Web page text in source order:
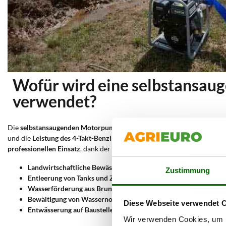
Zustimmung
Diese Webseite verwendet
Wir verwenden Cookies,
Wofür wird eine
verwendet?
Dieselbstansaugenden Motorpumpen mit Verbrennungsmotor auf
und die Leistung des 4-Takt-Benzinmotorsermöglichen den Einsatz
professionellen Einsatz, dank der breiten Modellvielfalt. Typische
Landwirtschaftliche Bewässerung:
Verteilung von Wasser
Entleerung von Tanks und Zisternen:
Wasserförderung aus Brunnen und Teichen:Ansaugen von
Bewältigung von Wassernotfällen:
Entwässerung überfluteter
Entwässerung auf Baustellen: